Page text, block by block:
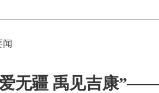
闻
无疆 禹见吉康